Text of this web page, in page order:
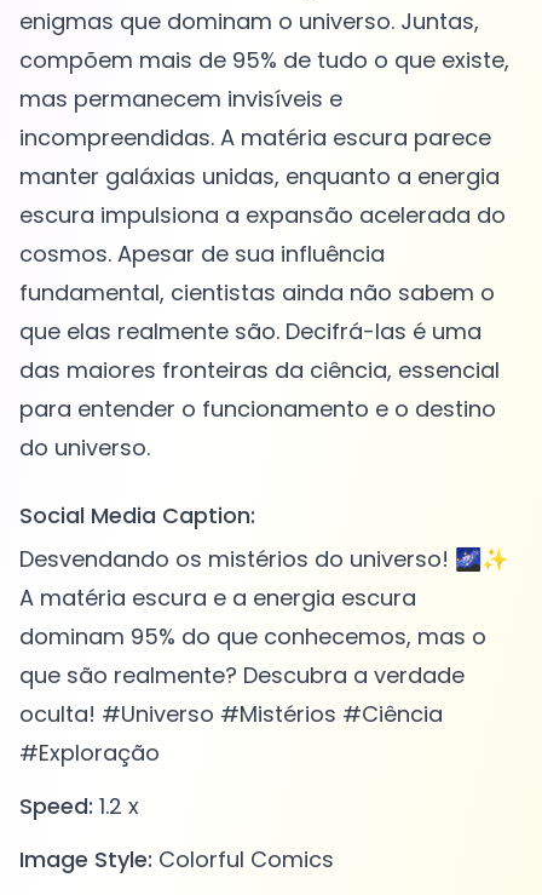
enigmas que dominam o universo. Juntas,
compõem mais de 95% de tudo o que existe,
mas permanecem invisíveis e
incompreendidas. A matéria escura parece
manter galáxias unidas, enquanto a energia
escura impulsiona a expansão acelerada do
cosmos. Apesar de sua influência
fundamental, cientistas ainda não sabem o
que elas realmente são. Decifrá-las é uma
das maiores fronteiras da ciência, essencial
para entender o funcionamento e o destino
Social Media Caption:
Desvendando os mistérios do universo! 🌌✨
A matéria escura e a energia escura
dominam 95% do que conhecemos, mas o
que são realmente? Descubra a verdade
oculta! #Universo #Mistérios #Ciência
#Exploração
Speed: 1.2 x
Image Style: Colorful Comics